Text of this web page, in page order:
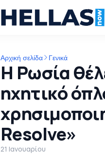
Αρχική σελίδα Γενικά
Η Ρωσία
ηχητικό
Resolve»
21 Ιανουαρίου